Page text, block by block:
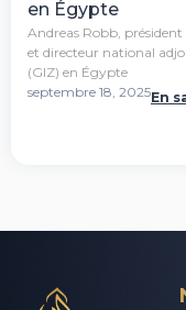
en Égypte
Andreas Robb,
et directeur national
(GIZ) en Égypte
septembre 18, 2025En